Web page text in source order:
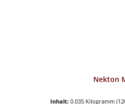
Nekton
Inhalt: 0.035 Kilogramm